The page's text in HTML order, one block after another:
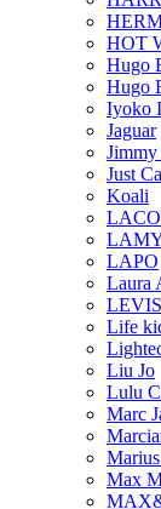
HOT
Hugo
Hugo
Iyoko
Jaguar
Just
Koali
LAPO
Laura
LEVIS
Life
Liu Jo
Lulu
Marc
Max